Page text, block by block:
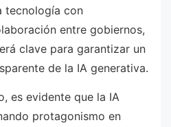
tecnología con
entre gobiernos,
clave para garantizar un
de la IA generativa.
es evidente que la IA
protagonismo en